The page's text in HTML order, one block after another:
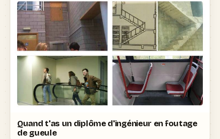
Quand t'as un diplôme d'ingénieur en foutage
de gueule